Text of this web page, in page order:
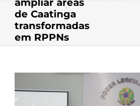
de Caatinga
transformadas
em RPPNs
Larger
Image